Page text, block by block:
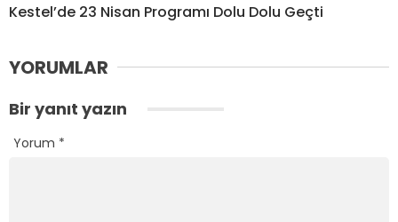
Kestel’de 23 Nisan Programı Dolu Dolu Geçti
YORUMLAR
Bir yanıt yazın
Yorum *